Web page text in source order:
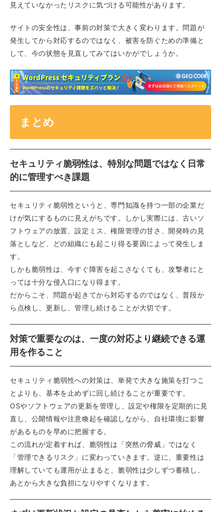
見えていなかったリスクに気づける可能性があります。
サイトの安全性は、事前の対策で大きく変わります。問題が
発生してから対応するのではなく、被害を防ぐための準備と
して、今の状態を見直してみてはいかがでしょうか。
まとめ
セキュリティ脆弱性は、特別な問題ではなく日常
的に管理すべき課題
セキュリティ脆弱性というと、専門知識を持つ一部の企業だ
けが気にするものに見えがちです。しかし実際には、古いソ
フトウェアの放置、設定ミス、権限管理の甘さ、開発時の見
落としなど、どの組織にも起こり得る要因によって発生しま
す。
しかも脆弱性は、今すぐ障害を起こさなくても、攻撃者にと
っては十分な侵入口になり得ます。
だからこそ、問題が起きてから対応するのではなく、普段か
ら点検し、更新し、管理し続けることが大切です。
対策で重要なのは、一度の対応より継続できる運
用を作ること
セキュリティ脆弱性への対策は、単発で大きな施策を打つこ
とよりも、基本を止めずに回し続けることが重要です。
OSやソフトウェアの更新を管理し、設定や権限を定期的に見
直し、公開情報や注意喚起を確認しながら、自社環境に影響
があるものを早めに把握する。
この流れが定着すれば、脆弱性は「突然の脅威」ではなく
「管理できるリスク」に変わっていきます。逆に、重要性は
理解していても運用が止まると、脆弱性は少しずつ蓄積し、
あとから大きな負担になりやすくなります。